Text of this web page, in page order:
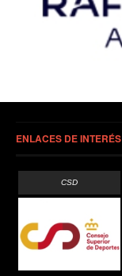
ENLACES DE INTERÉS
CSD